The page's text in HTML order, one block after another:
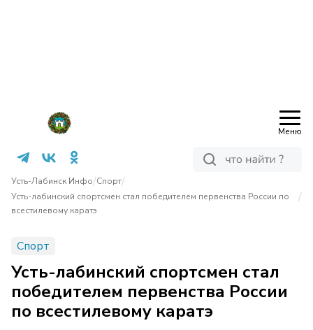
Меню
Усть-Лабинск Инфо/Спорт/
Усть-лабинский спортсмен стал победителем первенства России по
всестилевому каратэ
/
Спорт
Усть-лабинский спортсмен стал
победителем первенства России
по всестилевому каратэ